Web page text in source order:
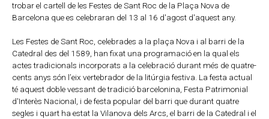
trobar el cartell de les Festes de Sant Roc de la Plaça Nova de
Barcelona que es celebraran del 13 al 16 d'agost d'aquest any.
Les Festes de Sant Roc, celebrades a la plaça Nova i al barri de la
Catedral des del 1589, han fixat una programació en la qual els
actes tradicionals incorporats a la celebració durant més de quatre-
cents anys són l’eix vertebrador de la litúrgia festiva. La festa actual
té aquest doble vessant de tradició barcelonina, Festa Patrimonial
d'Interès Nacional, i de festa popular del barri que durant quatre
segles i quart ha estat la Vilanova dels Arcs, el barri de la Catedral i el